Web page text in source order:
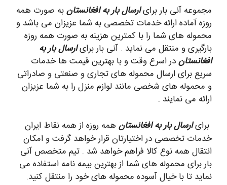
مجموعه آنی بار برایارسال بار به افغانستانبه صورت همه
روزه آماده ارائه خدمات تخصصی به شما عزیزان می باشد و
محموله های شما را با کمترین هزینه به صورت همه روزه
بارگیری و منتقل می نماید . آنی بار برایارسال بار به
افغانستاندر اسرع وقت و با بهترین قیمت ها خدمات
سریع برای ارسال محموله های تجاری و صنعتی و صادراتی
و محموله های شخصی مانند لوازم منزل را به شما عزیزان
ارائه می نمایند .
برایارسال بار به افغانستان همه روزه از همه نقاط ایران
خدمات تخصصی در اختیارتان قرار خواهد گرفت و امکان
انتقال همه نوع کالا فراهم خواهد شد . تیم متخصص آنی
بار برای محموله های شما از بهترین بیمه نامه استفاده می
نماید تا با خیال آسوده محموله های خود را منتقل کنید.